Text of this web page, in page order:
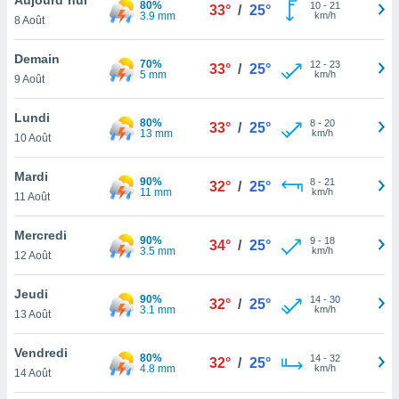
et
»,
au
vous
qu'ils
ou
le
ainsi
un
la
du
8 Août
80%
3.9 mm
33° / 25° 10- 21
km/h
Demain
9 Août
70%
5 mm
33° / 25° 12- 23
km/h
Lundi
10 Août
80%
13 mm
33° / 25° 8- 20
km/h
Mardi
11 Août
90%
11 mm
32° / 25° 8- 21
km/h
Mercredi
12 Août
90%
3.5 mm
34° / 25° 9- 18
km/h
Jeudi
13 Août
90%
3.1 mm
32° / 25° 14- 30
km/h
Vendredi
14 Août
80%
4.8 mm
32° / 25° 14- 32
km/h